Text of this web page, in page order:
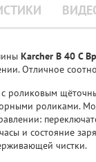
Karcher B 40 C
Отличное
роликовым
роликами.
и состояние
чистки.